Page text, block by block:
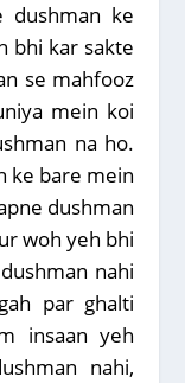
dushman ke
bhi kar sakte
se mahfooz
mein koi
na ho.
ke bare mein
dushman
woh yeh bhi
nahi
par ghalti
insaan yeh
nahi,